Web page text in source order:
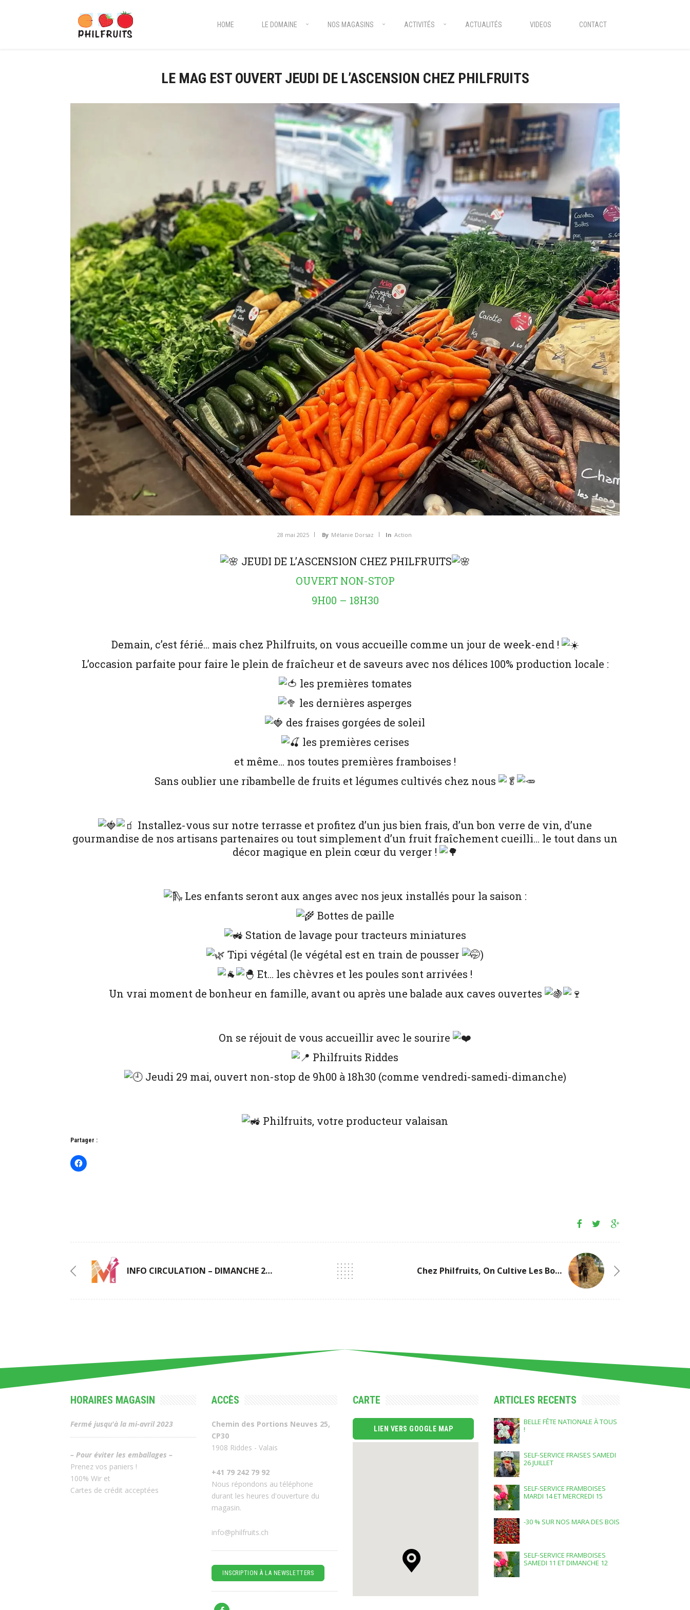
HOME LE DOMAINE NOS MAGASINS ACTIVITÉS ACTUALITÉS VIDEOS CONTACT
LE MAG EST OUVERT JEUDI DE L’ASCENSION CHEZ PHILFRUITS
28 mai 2025 By Mélanie Dorsaz In Action
JEUDI DE L’ASCENSION CHEZ PHILFRUITS
OUVERT NON-STOP
9H00 – 18H30
Demain, c’est férié… mais chez Philfruits, on vous accueille comme un jour de week-end !
L’occasion parfaite pour faire le plein de fraîcheur et de saveurs avec nos délices 100% production locale :
les premières tomates
les dernières asperges
des fraises gorgées de soleil
les premières cerises
et même… nos toutes premières framboises !
Sans oublier une ribambelle de fruits et légumes cultivés chez nous
Installez-vous sur notre terrasse et profitez d’un jus bien frais, d’un bon verre de vin, d’une
gourmandise de nos artisans partenaires ou tout simplement d’un fruit fraîchement cueilli… le tout dans un
décor magique en plein cœur du verger !
Les enfants seront aux anges avec nos jeux installés pour la saison :
Bottes de paille
Station de lavage pour tracteurs miniatures
Tipi végétal (le végétal est en train de pousser
)
Et… les chèvres et les poules sont arrivées !
Un vrai moment de bonheur en famille, avant ou après une balade aux caves ouvertes
On se réjouit de vous accueillir avec le sourire
Philfruits Riddes
Jeudi 29 mai, ouvert non-stop de 9h00 à 18h30 (comme vendredi-samedi-dimanche)
Philfruits, votre producteur valaisan
Partager :
INFO CIRCULATION – DIMANCHE 25 MAI Chez Philfruits, On Cultive Les Bons Produits… Et Les Bons Moments !
HORAIRES MAGASIN
Fermé jusqu'à la mi-avril 2023
– Pour éviter les emballages –
Prenez vos paniers !
100% Wir et
Cartes de crédit acceptées
ACCÈS
Chemin des Portions Neuves 25,
CP30
1908 Riddes - Valais
+41 79 242 79 92
Nous répondons au téléphone
durant les heures d'ouverture du
magasin.
info@philfruits.ch
INSCRIPTION À LA NEWSLETTERS
CARTE
LIEN VERS GOOGLE MAP
ARTICLES RECENTS
BELLE FÊTE NATIONALE À TOUS
!
SELF-SERVICE FRAISES SAMEDI
26 JUILLET
SELF-SERVICE FRAMBOISES
MARDI 14 ET MERCREDI 15
-30 % SUR NOS MARA DES BOIS
SELF-SERVICE FRAMBOISES
SAMEDI 11 ET DIMANCHE 12